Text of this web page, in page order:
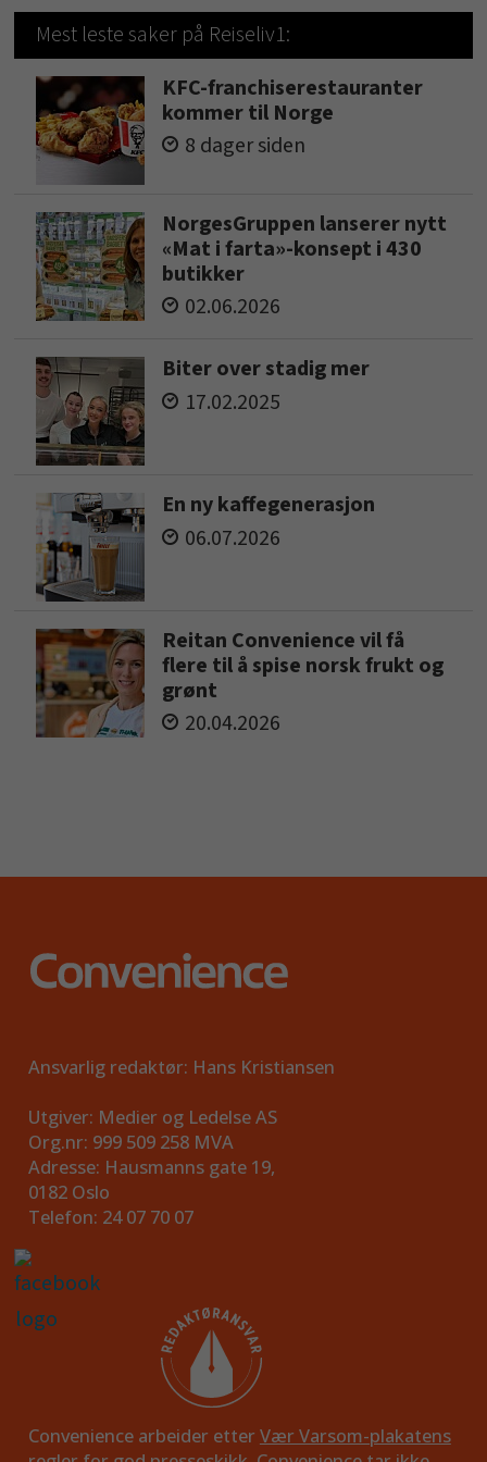
Mest leste saker på Reiseliv1:
KFC-franchiserestauranter
kommer til Norge
8 dager siden
NorgesGruppen lanserer nytt
«Mat i farta»-konsept i 430
butikker
02.06.2026
Biter over stadig mer
17.02.2025
En ny kaffegenerasjon
06.07.2026
Reitan Convenience vil få
flere til å spise norsk frukt og
grønt
20.04.2026
Ansvarlig redaktør: Hans Kristiansen
Utgiver: Medier og Ledelse AS
Org.nr: 999 509 258 MVA
Adresse: Hausmanns gate 19,
0182 Oslo
Telefon: 24 07 70 07
Convenience arbeider etter Vær Varsom-plakatens